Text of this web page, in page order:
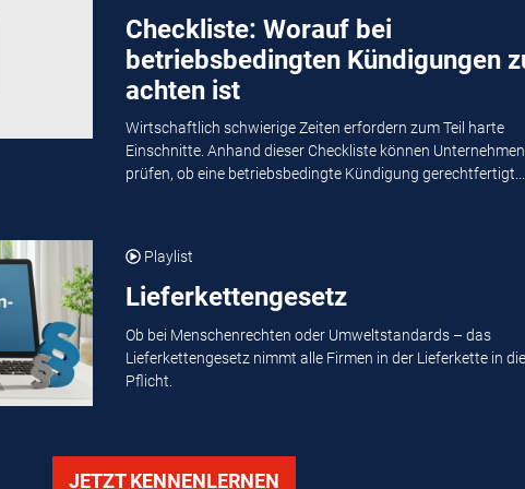
Checkliste: Worauf bei
betriebsbedingten Kündigungen
achten ist
Wirtschaftlich schwierige Zeiten erfordern zum Teil harte
Einschnitte. Anhand dieser Checkliste können Unternehmen
prüfen, ob eine betriebsbedingte Kündigung gerechtfertigt...
Playlist
Lieferkettengesetz
Ob bei Menschenrechten oder Umweltstandards – das
Lieferkettengesetz nimmt alle Firmen in der Lieferkette in die
Pflicht.
JETZT KENNENLERNEN